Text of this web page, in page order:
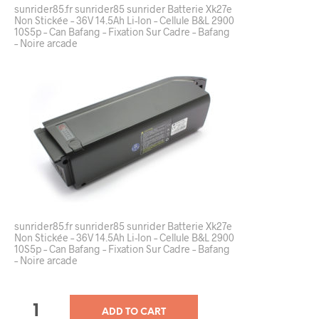
sunrider85.fr sunrider85 sunrider Batterie Xk27e
Non Stickée – 36V 14.5Ah Li-Ion – Cellule B&L 2900
10S5p – Can Bafang – Fixation Sur Cadre – Bafang
– Noire arcade
sunrider85.fr sunrider85 sunrider Batterie Xk27e
Non Stickée – 36V 14.5Ah Li-Ion – Cellule B&L 2900
10S5p – Can Bafang – Fixation Sur Cadre – Bafang
– Noire arcade
ADD TO CART